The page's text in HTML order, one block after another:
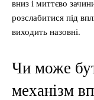
вниз і миттєво
розслабитися під
виходить назовні.
Чи може
механізм